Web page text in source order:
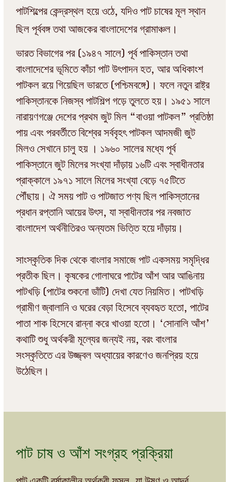
পাটশিল্পের কেন্দ্রস্থল হয়ে ওঠে, যদিও পাট চাষের মূল স্থান
ছিল পূর্ববঙ্গ তথা আজকের বাংলাদেশের গ্রামাঞ্চল।
ভারত বিভাগের পর (১৯৪৭ সালে) পূর্ব পাকিস্তান তথা
বাংলাদেশের ভূমিতে কাঁচা পাট উৎপাদন হত, আর অধিকাংশ
পাটকল রয়ে গিয়েছিল ভারতে (পশ্চিমবঙ্গে)। ফলে নতুন রাষ্ট্র
পাকিস্তানকে নিজস্ব পাটশিল্প গড়ে তুলতে হয়। ১৯৫১ সালে
নারায়ণগঞ্জে দেশের প্রথম জুট মিল “বাওয়া পাটকল” প্রতিষ্ঠা
পায় এবং পরবর্তীতে বিশ্বের সর্ববৃহৎ পাটকল আদমজী জুট
মিলও সেখানে চালু হয় । ১৯৬০ সালের মধ্যে পূর্ব
পাকিস্তানে জুট মিলের সংখ্যা দাঁড়ায় ১৬টি এবং স্বাধীনতার
প্রাক্কালে ১৯৭১ সালে মিলের সংখ্যা বেড়ে ৭৫টিতে
পৌঁছায়। ঐ সময় পাট ও পাটজাত পণ্য ছিল পাকিস্তানের
প্রধান রপ্তানি আয়ের উৎস, যা স্বাধীনতার পর নবজাত
বাংলাদেশ অর্থনীতিরও অন্যতম ভিত্তি হয়ে দাঁড়ায়।
সাংস্কৃতিক দিক থেকে বাংলার সমাজে পাট একসময় সমৃদ্ধির
প্রতীক ছিল। কৃষকের গোলাঘরে পাটের আঁশ আর আঙিনায়
পাটখড়ি (পাটের শুকনো ডাঁটি) দেখা যেত নিয়মিত। পাটখড়ি
গ্রামীণ জ্বালানি ও ঘরের বেড়া হিসেবে ব্যবহৃত হতো, পাটের
পাতা শাক হিসেবে রান্না করে খাওয়া হতো। ‘সোনালি আঁশ’
কথাটি শুধু অর্থকরী মূল্যের জন্যই নয়, বরং বাংলার
সংস্কৃতিতে এর উজ্জ্বল অধ্যায়ের কারণেও জনপ্রিয় হয়ে
উঠেছিল।
পাট চাষ ও আঁশ সংগ্রহ প্রক্রিয়া